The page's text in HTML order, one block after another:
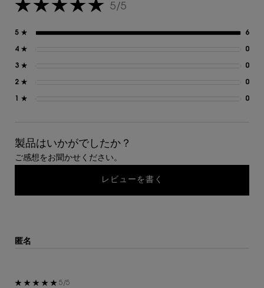
5星中5。 5/5
5 ★ 6
4 ★ 0
3 ★ 0
2 ★ 0
1 ★ 0
製品はいかがでしたか？
ご感想をお聞かせください。
レビューを書く
匿名
5星中5。
5/5